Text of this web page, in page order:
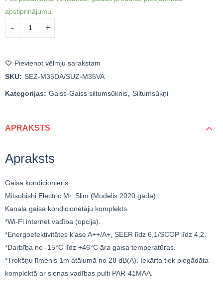
apstiprinājumu.
Pievienot vēlmju sarakstam
SKU: SEZ-M35DA/SUZ-M35VA
Kategorijas: Gaiss-Gaiss siltumsūknis, Siltumsūkņi
APRAKSTS
Apraksts
Gaisa kondicionieris
Mitsubishi Electric Mr. Slim (Modelis 2020 gada)
Kanala gaisa kondicionētāju komplekts.
*Wi-Fi internet vadība (opcija).
*Energoefektivitātes klase A++/A+, SEER līdz 6,1/SCOP līdz 4,2.
*Darbība no -15°C līdz +46°C āra gaisa temperatūras.
*Trokšņu līmenis 1m atālumā no 28 dB(A). Iekārta tiek piegādāta
komplektā ar sienas vadības pulti PAR-41MAA.